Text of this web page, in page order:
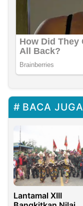
BACA JUGA
Lantamal XIII